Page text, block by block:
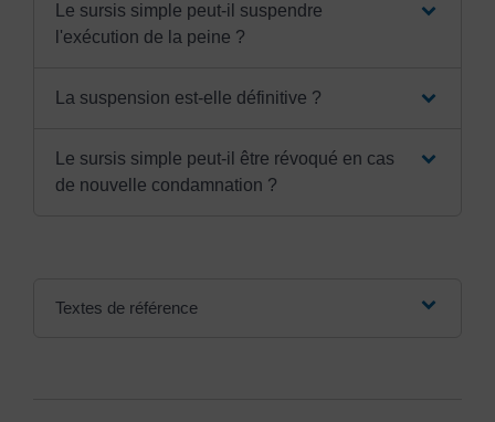
Le sursis simple peut-il suspendre
l'exécution de la peine ?
La suspension est-elle définitive ?
Le sursis simple peut-il être révoqué en cas
de nouvelle condamnation ?
Textes de référence